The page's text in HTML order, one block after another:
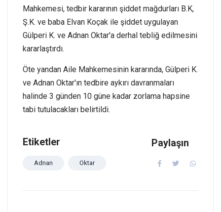
Mahkemesi, tedbir kararının şiddet mağdurları B.K,
Ş.K. ve baba Elvan Koçak ile şiddet uygulayan
Gülperi K. ve Adnan Oktar'a derhal tebliğ edilmesini
kararlaştırdı.
Öte yandan Aile Mahkemesinin kararında, Gülperi K.
ve Adnan Oktar'ın tedbire aykırı davranmaları
halinde 3 günden 10 güne kadar zorlama hapsine
tabi tutulacakları belirtildi.
Etiketler
Adnan Oktar
Paylaşın